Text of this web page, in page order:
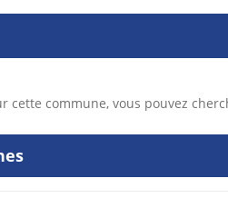
commune, vous pouvez